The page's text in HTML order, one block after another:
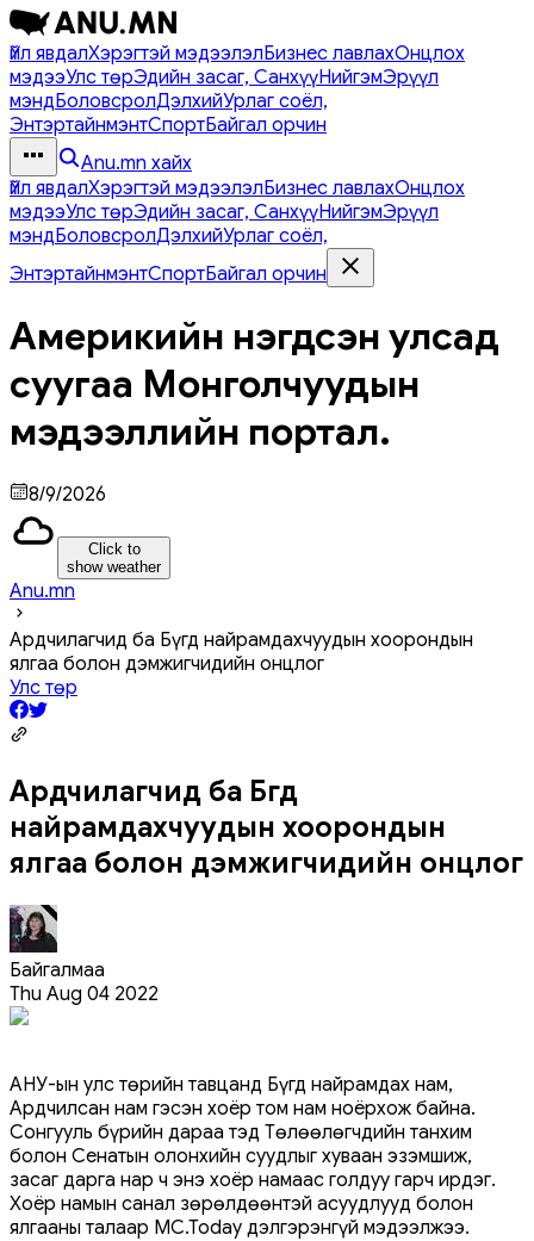
Үйл явдалХэрэгтэй мэдээлэлБизнес лавлахОнцлох
мэдээУлс төрЭдийн засаг, СанхүүНийгэмЭрүүл
мэндБоловсролДэлхийУрлаг соёл,
ЭнтэртайнмэнтСпортБайгал орчин
Anu.mn хайх
Үйл явдалХэрэгтэй мэдээлэлБизнес лавлахОнцлох
мэдээУлс төрЭдийн засаг, СанхүүНийгэмЭрүүл
мэндБоловсролДэлхийУрлаг соёл,
ЭнтэртайнмэнтСпортБайгал орчин
Америкийн нэгдсэн улсад
суугаа Монголчуудын
мэдээллийн портал.
8/9/2026
Click to
show weather
Anu.mn
Ардчилагчид ба Бүгд найрамдахчуудын хоорондын
ялгаа болон дэмжигчидийн онцлог
Улс төр
Ардчилагчид ба Бүгд
найрамдахчуудын хоорондын
ялгаа болон дэмжигчидийн онцлог
Байгалмаа
Thu Aug 04 2022
АНУ-ын улс төрийн тавцанд Бүгд найрамдах нам,
Ардчилсан нам гэсэн хоёр том нам ноёрхож байна.
Сонгууль бүрийн дараа тэд Төлөөлөгчдийн танхим
болон Сенатын олонхийн суудлыг хуваан эзэмшиж,
засаг дарга нар ч энэ хоёр намаас голдуу гарч ирдэг.
Хоёр намын санал зөрөлдөөнтэй асуудлууд болон
ялгааны талаар MC.Today дэлгэрэнгүй мэдээлжээ.